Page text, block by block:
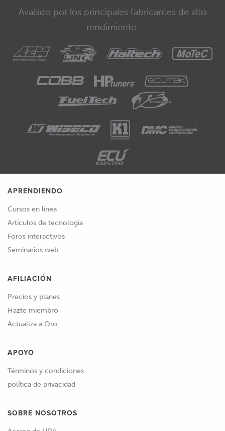
Avalado por los principales fabricantes de alto
rendimiento.
APRENDIENDO
Cursos en línea
Artículos de tecnología
Foros interactivos
Seminarios web
AFILIACIÓN
Precios y planes
Hazte miembro
Actualiza a Oro
APOYO
Términos y condiciones
política de privacidad
SOBRE NOSOTROS